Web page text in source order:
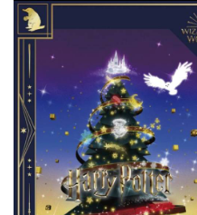
EduTech
IT Times
生成式AI與雲端應用
Enterprise Digital
特集